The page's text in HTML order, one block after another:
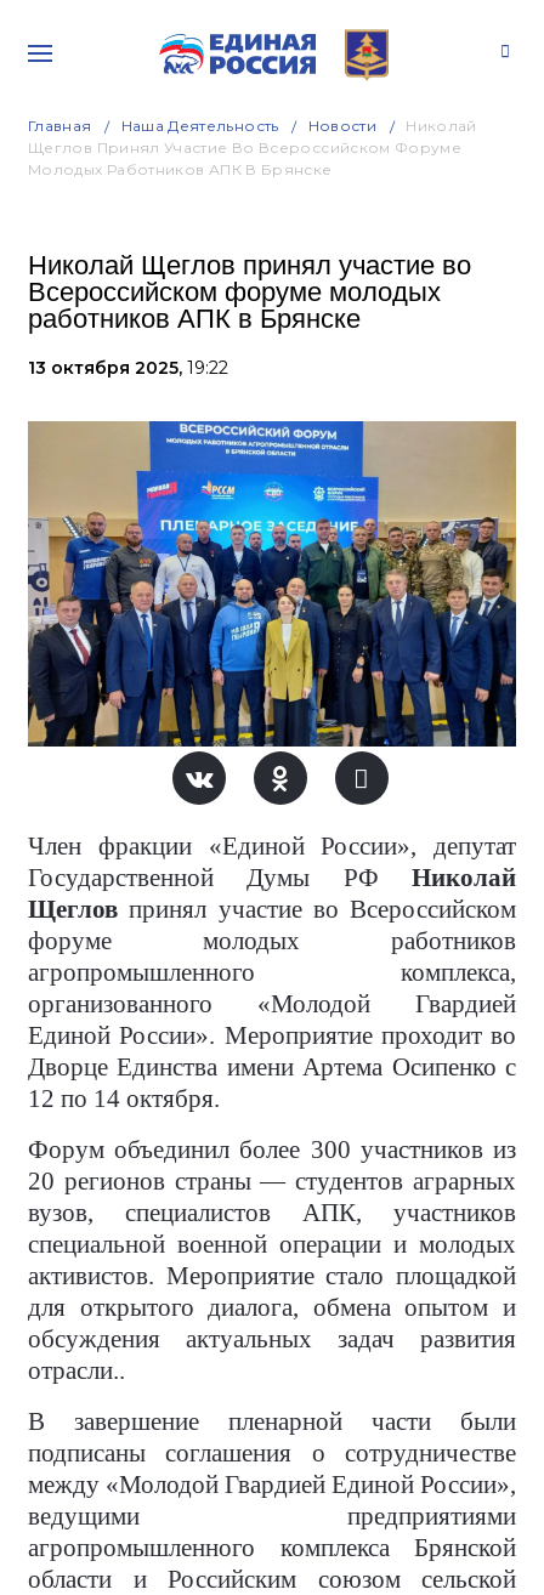
Главная Наша Деятельность Новости
Николай
Щеглов Принял Участие Во Всероссийском Форуме
Молодых Работников АПК В Брянске
Николай Щеглов принял участие во
Всероссийском форуме молодых
работников АПК в Брянске
13 октября 2025, 19:22
Член фракции «Единой России», депутат
Государственной Думы РФ Николай
Щеглов принял участие во Всероссийском
форуме молодых работников
агропромышленного комплекса,
организованного «Молодой Гвардией
Единой России». Мероприятие проходит во
Дворце Единства имени Артема Осипенко с
12 по 14 октября.
Форум объединил более 300 участников из
20 регионов страны — студентов аграрных
вузов, специалистов АПК, участников
специальной военной операции и молодых
активистов. Мероприятие стало площадкой
для открытого диалога, обмена опытом и
обсуждения актуальных задач развития
отрасли..
В завершение пленарной части были
подписаны соглашения о сотрудничестве
между «Молодой Гвардией Единой России»,
ведущими предприятиями
агропромышленного комплекса Брянской
области и Российским союзом сельской